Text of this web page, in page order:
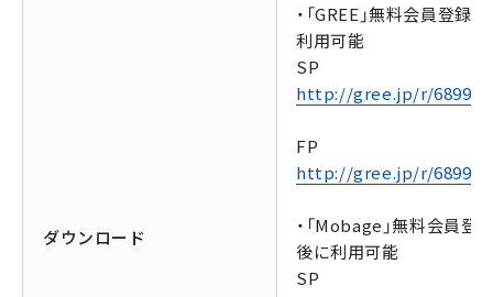
ダウンロード
・「GREE」無料会員登録
利用可能
SP
http://gree.jp/r/68991/
FP
http://gree.jp/r/68991/
・「Mobage」無料会員登
後に利用可能
SP